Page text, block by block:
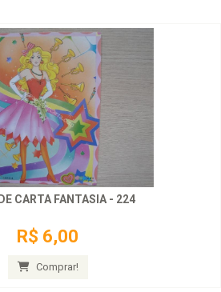
CARTA FANTASIA - 224
R$ 6,00
Comprar!